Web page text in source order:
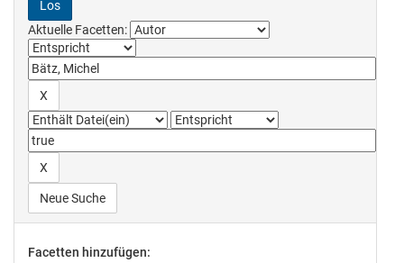
Aktuelle Facetten:
Neue Suche
Facetten hinzufügen: